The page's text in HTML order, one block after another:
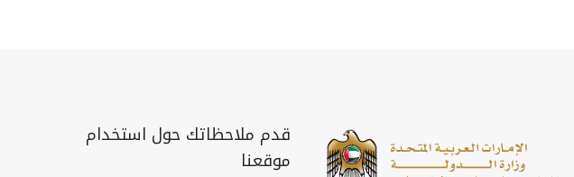
قدم ملاحظاتك حول استخدام
موقعنا